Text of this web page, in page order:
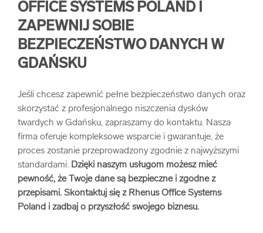
OFFICE SYSTEMS POLAND I
ZAPEWNIJ SOBIE
BEZPIECZEŃSTWO DANYCH W
GDAŃSKU
Jeśli chcesz zapewnić pełne bezpieczeństwo danych oraz
skorzystać z profesjonalnego niszczenia dysków
twardych w Gdańsku, zapraszamy do kontaktu. Nasza
firma oferuje kompleksowe wsparcie i gwarantuje, że
proces zostanie przeprowadzony zgodnie z najwyższymi
standardami. Dzięki naszym usługom możesz mieć
pewność, że Twoje dane są bezpieczne i zgodne z
przepisami. Skontaktuj się z Rhenus Office Systems
Poland i zadbaj o przyszłość swojego biznesu.